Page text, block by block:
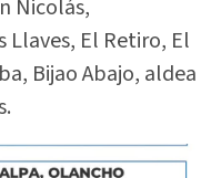
Nicolás,
El Retiro, El
Bijao Abajo, aldea